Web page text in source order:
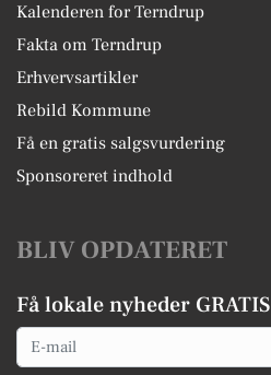
Kalenderen for Terndrup
Fakta om Terndrup
Erhvervsartikler
Rebild Kommune
Få en gratis salgsvurdering
Sponsoreret indhold
BLIV OPDATERET
Få lokale nyheder GRATIS
Email